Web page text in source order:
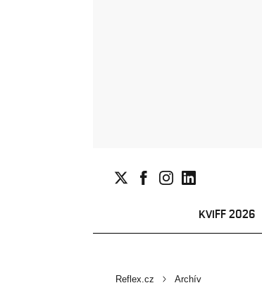
KVIFF 2026
Reflex.cz Archív